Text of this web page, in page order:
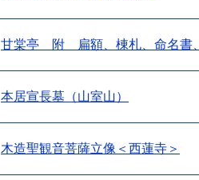
甘棠亭 附 扁額、棟札、命名書
本居宣長墓（山室山）
木造聖観音菩薩立像＜西蓮寺＞